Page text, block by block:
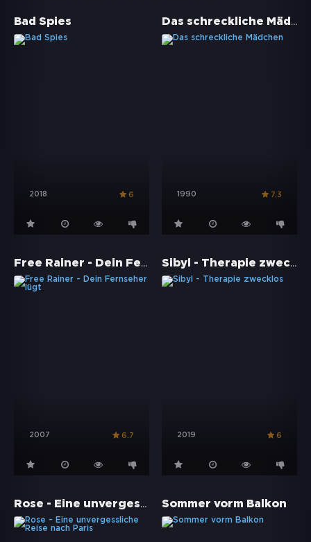
Bad Spies
2018 6
Das schreckliche Mädchen
1990 7.3
Free Rainer - Dein Fernseher lügt
2007 6.7
Sibyl - Therapie zwecklos
2019 6
Rose - Eine unvergessliche Reise nach Paris Sommer vorm Balkon